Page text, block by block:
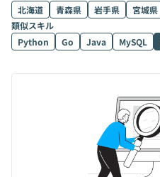
北海道
青森県 岩手県 宮城県
類似スキル
Python
Go Java MySQL